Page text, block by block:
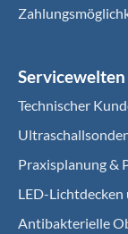
Servicewelten
Technischer
Praxisplanung &
LED-
Antibakterielle